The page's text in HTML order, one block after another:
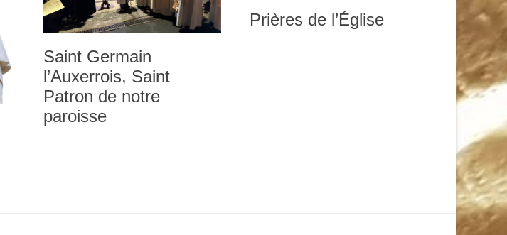
Saint Germain
l’Auxerrois, Saint
Patron de notre
paroisse
Prières de l’Église